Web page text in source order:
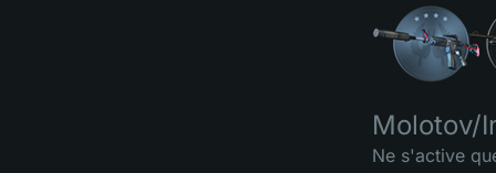
Molotov/
Ne s'active